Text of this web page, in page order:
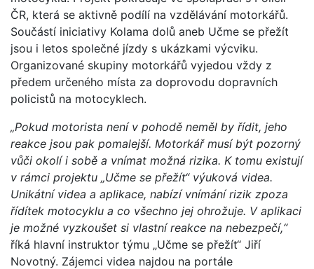
ČR, která se aktivně podílí na vzdělávání motorkářů.
Součástí iniciativy Kolama dolů aneb Učme se přežít
jsou i letos společné jízdy s ukázkami výcviku.
Organizované skupiny motorkářů vyjedou vždy z
předem určeného místa za doprovodu dopravních
policistů na motocyklech.
„Pokud motorista není v pohodě neměl by řídit, jeho
reakce jsou pak pomalejší. Motorkář musí být pozorný
vůči okolí i sobě a vnímat možná rizika. K tomu existují
v rámci projektu „Učme se přežít“ výuková videa.
Unikátní videa a aplikace, nabízí vnímání rizik zpoza
řídítek motocyklu a co všechno jej ohrožuje. V aplikaci
je možné vyzkoušet si vlastní reakce na nebezpečí,“
říká hlavní instruktor týmu „Učme se přežít“ Jiří
Novotný. Zájemci videa najdou na portále